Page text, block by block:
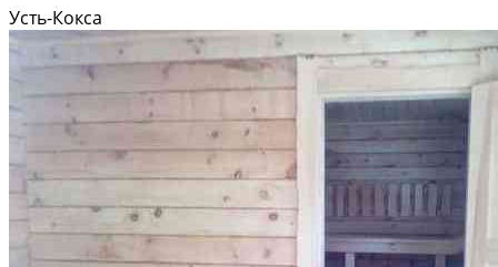
Усть-Кокса